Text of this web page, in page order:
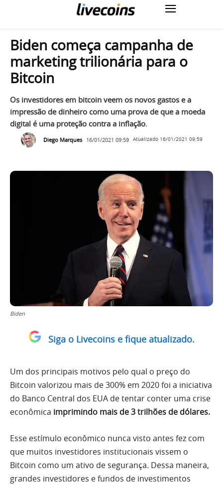
Biden começa campanha de
marketing trilionária para o
Bitcoin
Os investidores em bitcoin veem os novos gastos e a
impressão de dinheiro como uma prova de que a moeda
digital é uma proteção contra a inflação.
Diego Marques 16/01/2021 09:59 Atualizado 16/01/2021 09:59
Biden
Siga o Livecoins e fique atualizado.
Um dos principais motivos pelo qual o preço do
Bitcoin valorizou mais de 300% em 2020 foi a iniciativa
do Banco Central dos EUA de tentar conter uma crise
econômica imprimindo mais de 3 trilhões de dólares.
Esse estímulo econômico nunca visto antes fez com
que muitos investidores institucionais vissem o
Bitcoin como um ativo de segurança. Dessa maneira,
grandes investidores e fundos de investimentos